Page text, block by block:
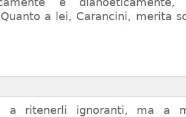
a lei, Carancini, merita
a ritenerli ignoranti, ma a